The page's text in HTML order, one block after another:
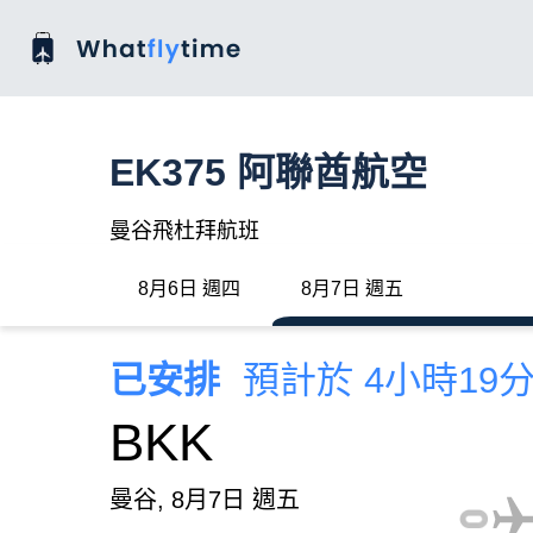
EK375 阿聯酋航空
曼谷飛杜拜航班
8月6日 週四 8月7日 週五
已安排 預計於 4小時19
BKK
曼谷, 8月7日 週五